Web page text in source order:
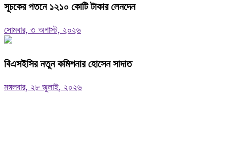
সূচকের পতনে ১২১০ কোটি টাকার লেনদেন
সোমবার, ৩ অগাস্ট, ২০২৬
বিএসইসির নতুন কমিশনার হোসেন সাদাত
মঙ্গলবার, ২৮ জুলাই, ২০২৬